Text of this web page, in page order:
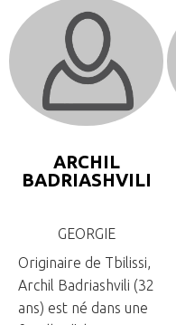
ARCHIL
BADRIASHVILI
GEORGIE
Originaire de Tbilissi,
Archil Badriashvili (32
ans) est né dans une